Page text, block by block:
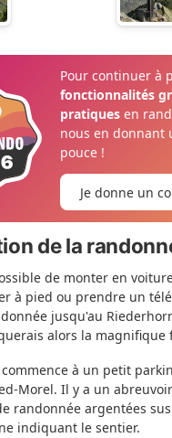
Pour continuer à
fonctionnalités
pratiquesen
nous en donnant
pouce !
Je donne un
de la
de monter en
à pied ou prendre un
jusqu'au
alors la magnifique
à un petit
Morel. Il y a un
randonnée argentées
indiquant le sentier.